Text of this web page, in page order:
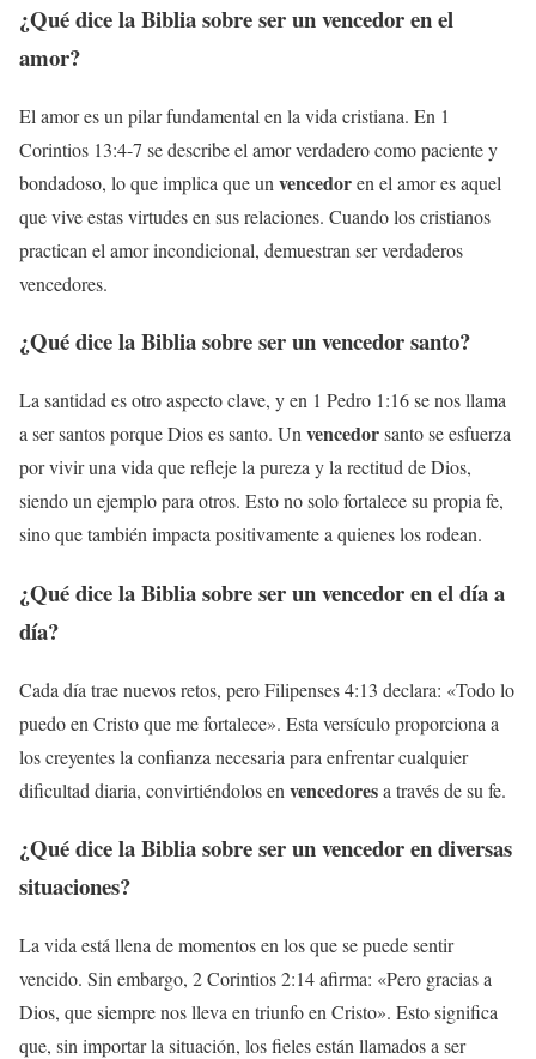
¿Qué dice la Biblia sobre ser unvencedoren el
amor?
El amor es un pilar fundamental en la vida cristiana. En 1
Corintios 13:4-7 se describe el amor verdadero como paciente y
bondadoso, lo que implica que un vencedoren el amor es aquel
que vive estas virtudes en sus relaciones. Cuando los cristianos
practican el amor incondicional, demuestran ser verdaderos
vencedores.
¿Qué dice la Biblia sobre ser unvencedorsanto?
La santidad es otro aspecto clave, y en 1 Pedro 1:16 se nos llama
a ser santos porque Dios es santo. Un vencedorsanto se esfuerza
por vivir una vida que refleje la pureza y la rectitud de Dios,
siendo un ejemplo para otros. Esto no solo fortalece su propia fe,
sino que también impacta positivamente a quienes los rodean.
¿Qué dice la Biblia sobre ser unvencedoren el día a
día?
Cada día trae nuevos retos, pero Filipenses 4:13 declara: «Todo lo
puedo en Cristo que me fortalece». Esta versículo proporciona a
los creyentes la confianza necesaria para enfrentar cualquier
dificultad diaria, convirtiéndolos en vencedoresa través de su fe.
¿Qué dice la Biblia sobre ser unvencedoren diversas
situaciones?
La vida está llena de momentos en los que se puede sentir
vencido. Sin embargo, 2 Corintios 2:14 afirma: «Pero gracias a
Dios, que siempre nos lleva en triunfo en Cristo». Esto significa
que, sin importar la situación, los fieles están llamados a ser